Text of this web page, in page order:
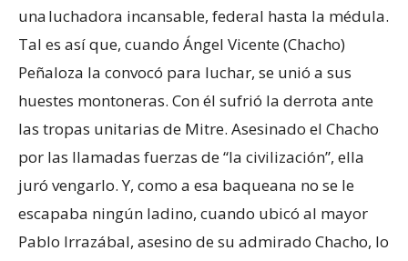
una luchadora incansable, federal hasta la médula.
Tal es así que, cuando Ángel Vicente (Chacho)
Peñaloza la convocó para luchar, se unió a sus
huestes montoneras. Con él sufrió la derrota ante
las tropas unitarias de Mitre. Asesinado el Chacho
por las llamadas fuerzas de “la civilización”, ella
juró vengarlo. Y, como a esa baqueana no se le
escapaba ningún ladino, cuando ubicó al mayor
Pablo Irrazábal, asesino de su admirado Chacho, lo